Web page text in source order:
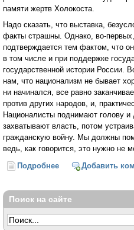
памяти жертв Холокоста.
Надо сказать, что выставка,
факты страшны. Однако, во-
подтверждается тем фактом, что
в том числе и при поддержке
государственной истории России.
нам, что национализм не бывает
ни начинался, все равно
против других народов, и,
Националисты поднимают голову
захватывают власть, потом
гражданскую войну. Мы должны
ведь, как говорится, это нужно не
Подробнее о «ЛатвияДобавить
Поиск на сайте